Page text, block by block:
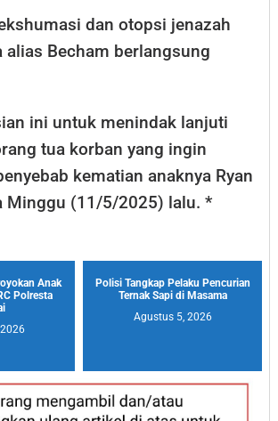
dan otopsi jenazah
alias Becham berlangsung
ini untuk menindak lanjuti
tua korban yang ingin
kematian anaknya Ryan
Minggu (11/5/2025) lalu. *
Anak
Polresta
Polisi Tangkap Pelaku Pencurian
Ternak Sapi di Masama
Agustus 5, 2026